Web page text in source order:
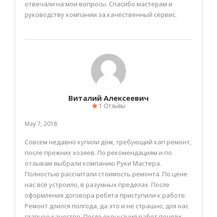
отвечали на мои вопросы. Спасибо мастерам и
руководству компании за качественный сервис.
Виталий Алексеевич
1 Отзывы
May 7, 2018
Совсем недавно купили дом, требующий кап ремонт,
после прежних хозяев. По рекомендациям и по
отзывам выбрали компанию Руки Мастера.
Полностью рассчитали стоимость ремонта. По цене
нас всё устроило, в разумных пределах. После
оформления договора ребята приступили к работе.
Ремонт длился полгода, да это и не страшно, для нас